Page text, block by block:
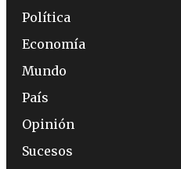
Política
Economía
Mundo
País
Opinión
Sucesos